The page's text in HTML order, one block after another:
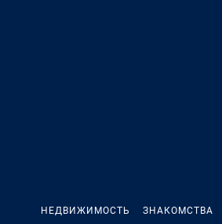
НЕДВИЖИМОСТЬ ЗНАКОМСТВА